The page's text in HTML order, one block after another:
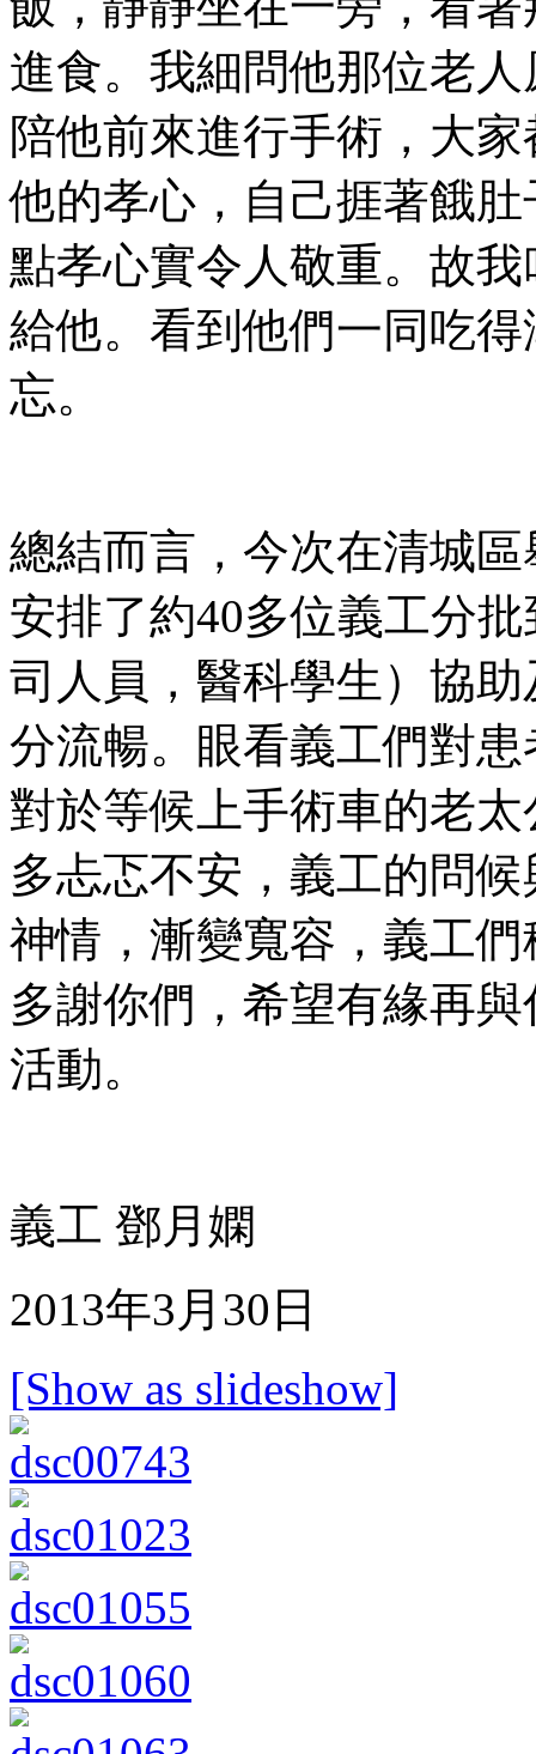
進食。我細問他那位老
陪他前來進行手術，大
他的孝心，自己捱著餓
點孝心實令人敬重。故
給他。看到他們一同吃
忘。
總結而言，今次在清城
安排了約40多位義工分
司人員，醫科學生）協
分流暢。眼看義工們對
對於等候上手術車的老
多忐忑不安，義工的問
神情，漸變寬容，義工
多謝你們，希望有緣再
活動。
義工 鄧月嫻
2013年3月30日
[Show as slideshow]